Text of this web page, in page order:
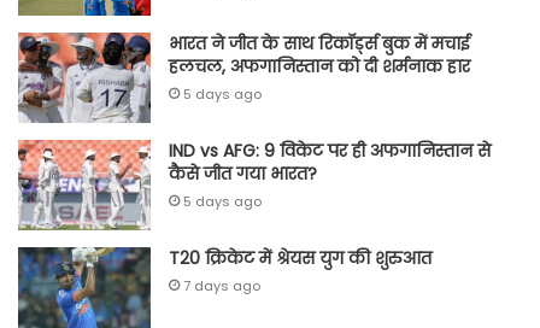
भारत ने जीत के साथ रिकॉर्ड्स बुक में मचाई
हलचल, अफगानिस्तान को दी शर्मनाक हार
5 days ago
IND vs AFG: 9 विकेट पर ही अफगानिस्तान से
कैसे जीत गया भारत?
5 days ago
T20 क्रिकेट में श्रेयस युग की शुरुआत
7 days ago